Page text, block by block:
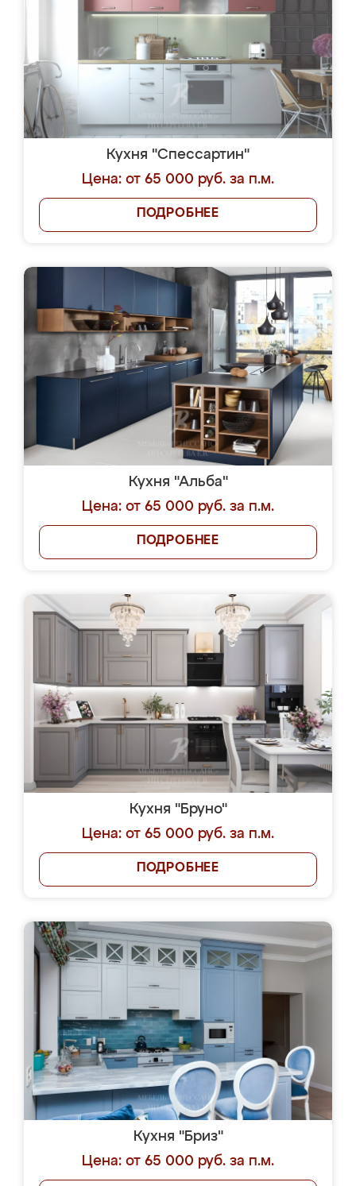
Кухня "Спессартин"
Цена: от 65 000 руб. за п.м.
ПОДРОБНЕЕ
Кухня "Альба"
Цена: от 65 000 руб. за п.м.
ПОДРОБНЕЕ
Кухня "Бруно"
Цена: от 65 000 руб. за п.м.
ПОДРОБНЕЕ
Кухня "Бриз"
Цена: от 65 000 руб. за п.м.